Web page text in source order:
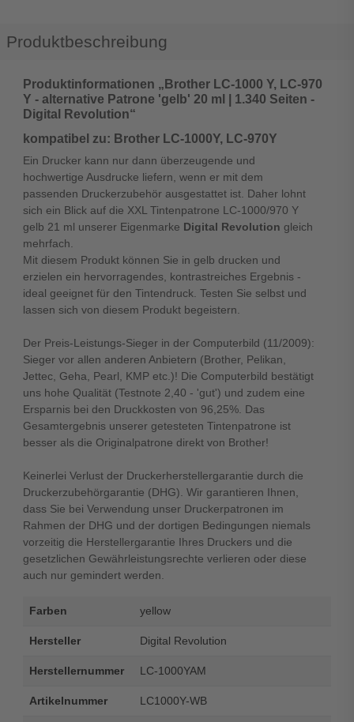
Produktbeschreibung
Produktinformationen „Brother LC-1000 Y, LC-970
Y - alternative Patrone 'gelb' 20 ml | 1.340 Seiten -
Digital Revolution“
kompatibel zu: Brother LC-1000Y, LC-970Y
Ein Drucker kann nur dann überzeugende und
hochwertige Ausdrucke liefern, wenn er mit dem
passenden Druckerzubehör ausgestattet ist. Daher lohnt
sich ein Blick auf die XXL Tintenpatrone LC-1000/970 Y
gelb 21 ml unserer Eigenmarke Digital Revolution gleich
mehrfach.
Mit diesem Produkt können Sie in gelb drucken und
erzielen ein hervorragendes, kontrastreiches Ergebnis -
ideal geeignet für den Tintendruck. Testen Sie selbst und
lassen sich von diesem Produkt begeistern.
Der Preis-Leistungs-Sieger in der Computerbild (11/2009):
Sieger vor allen anderen Anbietern (Brother, Pelikan,
Jettec, Geha, Pearl, KMP etc.)! Die Computerbild bestätigt
uns hohe Qualität (Testnote 2,40 - 'gut') und zudem eine
Ersparnis bei den Druckkosten von 96,25%. Das
Gesamtergebnis unserer getesteten Tintenpatrone ist
besser als die Originalpatrone direkt von Brother!
Keinerlei Verlust der Druckerherstellergarantie durch die
Druckerzubehörgarantie (DHG). Wir garantieren Ihnen,
dass Sie bei Verwendung unser Druckerpatronen im
Rahmen der DHG und der dortigen Bedingungen niemals
vorzeitig die Herstellergarantie Ihres Druckers und die
gesetzlichen Gewährleistungsrechte verlieren oder diese
auch nur gemindert werden.
Farben yellow
Hersteller Digital Revolution
Herstellernummer LC-1000YAM
Artikelnummer LC1000Y-WB